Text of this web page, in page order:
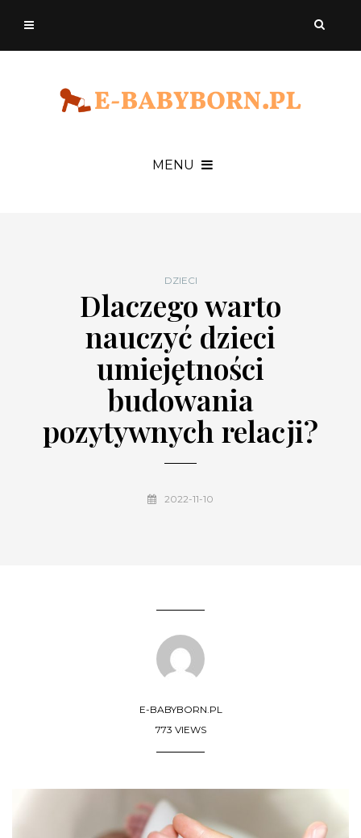
MENU
DZIECI
Dlaczego warto
nauczyć dzieci
umiejętności
budowania
pozytywnych relacji?
2022-11-10
E-BABYBORN.PL
773 VIEWS